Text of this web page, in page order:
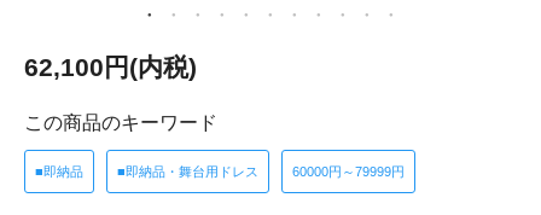
62,100円(内税)
この商品のキーワード
■即納品 ■即納品・舞台用ドレス 60000円～79999円